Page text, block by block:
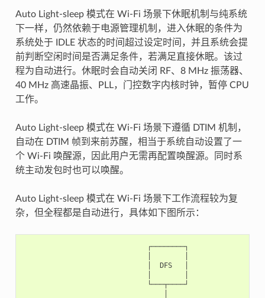
Auto Light-sleep 模式在 Wi-Fi 场景下休眠机制与纯系统
下一样，仍然依赖于电源管理机制，进入休眠的条件为
系统处于 IDLE 状态的时间超过设定时间，并且系统会提
前判断空闲时间是否满足条件，若满足直接休眠。该过
程为自动进行。休眠时会自动关闭 RF、8 MHz 振荡器、
40 MHz 高速晶振、PLL，门控数字内核时钟，暂停 CPU
工作。
Auto Light-sleep 模式在 Wi-Fi 场景下遵循 DTIM 机制，
自动在 DTIM 帧到来前苏醒，相当于系统自动设置了一
个 Wi-Fi 唤醒源，因此用户无需再配置唤醒源。同时系
统主动发包时也可以唤醒。
Auto Light-sleep 模式在 Wi-Fi 场景下工作流程较为复
杂，但全程都是自动进行，具体如下图所示：
                              ┌────────┐
                              │  DFS   │
                              └───┬────┘